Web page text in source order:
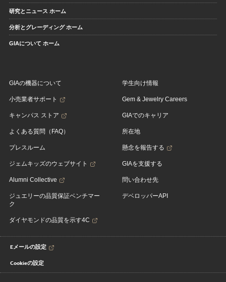
研究とニュース ホーム
分析とグレーディング ホーム
GIAについて ホーム
GIAの機器について
小売業者サポート
キャンパス ストア
よくある質問（FAQ）
プレスルーム
ジェムキッズのウェブサイト
Alumni Collective
ジュエリーの品質保証ベンチマー
ク
ダイヤモンドの品質を示す4C
学生向け情報
Gem & Jewelry Careers
GIAでのキャリア
所在地
懸念を報告する
GIAを支援する
問い合わせ先
デベロッパーAPI
Eメールの設定
Cookieの設定